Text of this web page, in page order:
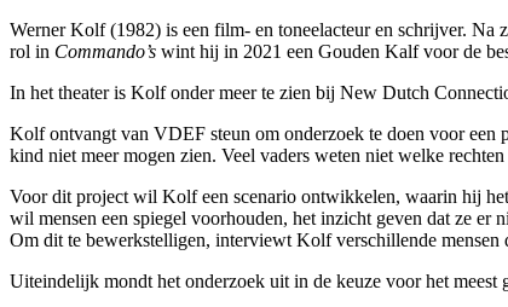
Werner Kolf (1982) is een film- en toneelacteur en schrijver. Na
rol in Commando’s wint hij in 2021 een Gouden Kalf voor de
In het theater is Kolf onder meer te zien bij New Dutch
Kolf ontvangt van VDEF steun om onderzoek te doen voor een
kind niet meer mogen zien. Veel vaders weten niet welke
Voor dit project wil Kolf een scenario ontwikkelen, waarin hij
wil mensen een spiegel voorhouden, het inzicht geven dat ze er
Om dit te bewerkstelligen, interviewt Kolf verschillende mensen
Uiteindelijk mondt het onderzoek uit in de keuze voor het